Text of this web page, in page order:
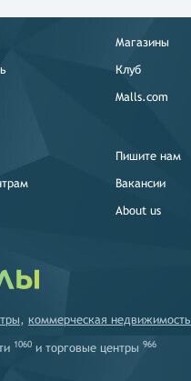
Магазины
Клуб
Malls.com
Пишите нам
Вакансии
About us
, коммерческая недвижимость
1060 и торговые центры 966